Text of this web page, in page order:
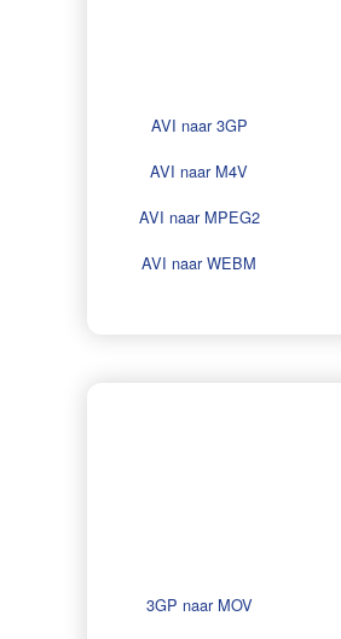
AVI naar 3GP
AVI naar M4V
AVI naar MPEG2
AVI naar WEBM
3GP naar MOV